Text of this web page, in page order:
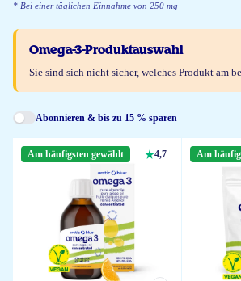
* Bei einer täglichen Einnahme von 250 mg
Omega-3-Produktauswahl
Sie sind sich nicht sicher, welches Produkt am
Abonnieren & bis zu 15 % sparen
Am häufigsten gewählt 4,7 Am